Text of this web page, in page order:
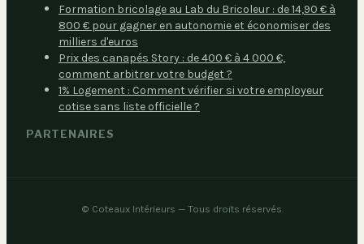
Formation bricolage au Lab du Bricoleur : de 14,90 € à
800 € pour gagner en autonomie et économiser des
milliers d'euros
Prix des canapés Story : de 400 € à 4 000 €,
comment arbitrer votre budget ?
1% Logement : Comment vérifier si votre employeur
cotise sans liste officielle ?
PARTENAIRES
© Coteaux Intérieurs — Tous droits réservés.